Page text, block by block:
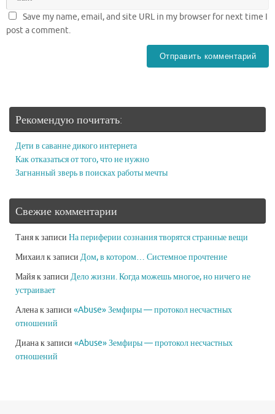
Save my name, email, and site URL in my browser for next time I
post a comment.
Рекомендую почитать:
Дети в саванне дикого интернета
Как отказаться от того, что не нужно
Загнанный зверь в поисках работы мечты
Свежие комментарии
Таняк записи На периферии сознания творятся странные вещи
Михаилк записи Дом, в котором… Системное прочтение
Майяк записи Дело жизни. Когда можешь многое, но ничего не
устраивает
Аленак записи «Abuse» Земфиры — протокол несчастных
отношений
Дианак записи «Abuse» Земфиры — протокол несчастных
отношений